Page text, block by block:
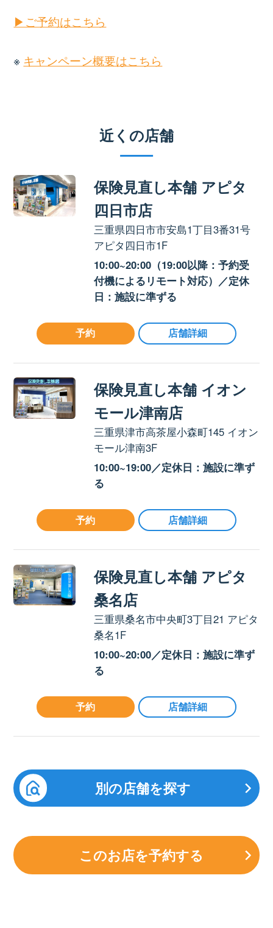
▶ご予約はこちら
※ キャンペーン概要はこちら
近くの店舗
保険見直し本舗 アピタ
四日市店
三重県四日市市安島1丁目3番31号
アピタ四日市1F
10:00~20:00（19:00以降：予約受
付機によるリモート対応）／定休
日：施設に準ずる
店舗詳細
予約
保険見直し本舗 イオン
モール津南店
三重県津市高茶屋小森町145 イオン
モール津南3F
10:00~19:00／定休日：施設に準ず
る
店舗詳細
予約
保険見直し本舗 アピタ
桑名店
三重県桑名市中央町3丁目21 アピタ
桑名1F
10:00~20:00／定休日：施設に準ず
る
店舗詳細
予約
別の店舗を探す
このお店を予約する